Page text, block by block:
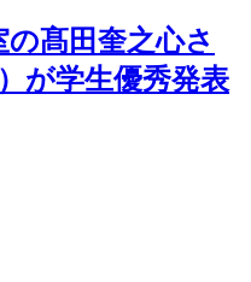
髙田奎之心さ
が学生優秀発表